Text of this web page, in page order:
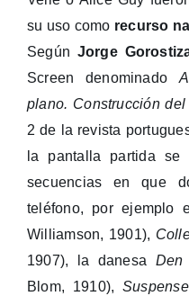
su uso como recurso
Según Jorge
Screen denominado
plano. Construcción
2 de la revista
la pantalla partida se
secuencias en que
teléfono, por ejemplo
Williamson, 1901),
1907), la danesa Den
Blom, 1910), Suspense